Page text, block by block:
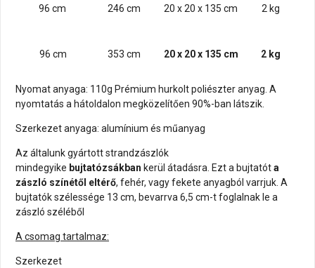
96 cm 246 cm 20 x 20 x 135 cm 2 kg
96 cm 353 cm 20 x 20 x 135 cm 2 kg
Nyomat anyaga: 110g Prémium hurkolt poliészter anyag. A
nyomtatás a hátoldalon megközelítően 90%-ban látszik.
Szerkezet anyaga: alumínium és műanyag
Az általunk gyártott strandzászlók
mindegyike bujtatózsákban kerül átadásra. Ezt a bujtatóta
zászló színétől eltérő, fehér, vagy fekete anyagból varrjuk. A
bujtatók szélessége 13 cm, bevarrva 6,5 cm-t foglalnak le a
zászló széléből
A csomag tartalmaz:
Szerkezet